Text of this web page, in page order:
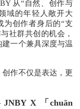
从“自然、创作与
域的年轻人敞开大
为创作者身后的“支
社群共创的机会，
一个兼具深度与温
作不仅是表达，更
X 「chuān